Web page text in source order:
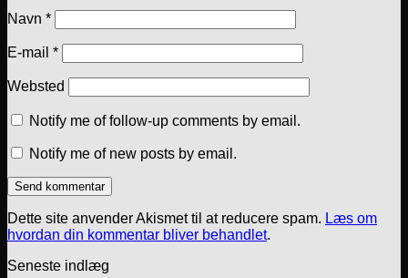
Navn *
E-mail *
Websted
Notify me of follow-up comments by email.
Notify me of new posts by email.
Dette site anvender Akismet til at reducere spam. Læs om
hvordan din kommentar bliver behandlet.
Seneste indlæg